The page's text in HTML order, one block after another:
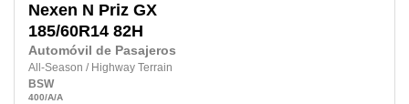
Nexen N Priz GX
185/60R14 82H
Automóvil de Pasajeros
All-Season / Highway Terrain
BSW
400/A/A